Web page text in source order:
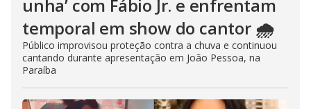
unha’ com Fábio Jr. e enfrentam
temporal em show do cantor 🌧️
Público improvisou proteção contra a chuva e continuou
cantando durante apresentação em João Pessoa, na
Paraíba